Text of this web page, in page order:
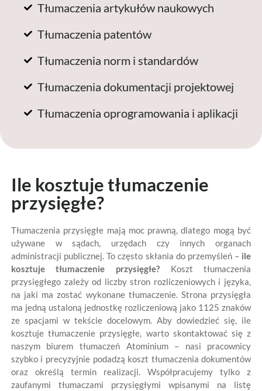
Tłumaczenia artykułów naukowych
Tłumaczenia patentów
Tłumaczenia norm i standardów
Tłumaczenia dokumentacji projektowej
Tłumaczenia oprogramowania i aplikacji
Ile kosztuje tłumaczenie
przysięgłe?
Tłumaczenia przysięgłe mają moc prawną, dlatego mogą być
używane w sądach, urzędach czy innych organach
administracji publicznej. To często skłania do przemyśleń – ile
kosztuje tłumaczenie przysięgłe? Koszt tłumaczenia
przysięgłego zależy od liczby stron rozliczeniowych i języka,
na jaki ma zostać wykonane tłumaczenie. Strona przysięgła
ma jedną ustaloną jednostkę rozliczeniową jako 1125 znaków
ze spacjami w tekście docelowym. Aby dowiedzieć się, ile
kosztuje tłumaczenie przysięgłe, warto skontaktować się z
naszym biurem tłumaczeń Atominium – nasi pracownicy
szybko i precyzyjnie podadzą koszt tłumaczenia dokumentów
oraz określą termin realizacji. Współpracujemy tylko z
zaufanymi tłumaczami przysięgłymi wpisanymi na listę